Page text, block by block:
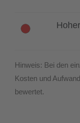
Hinweis: Bei den
Kosten und
bewertet.